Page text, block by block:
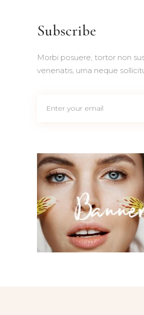
Subscribe
Morbi posuere, tortor non
venenatis, urna neque